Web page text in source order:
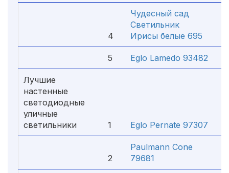
4
Чудесный сад
Светильник
Ирисы белые 695
5 Eglo Lamedo 93482
Лучшие
настенные
светодиодные
уличные
светильники
1 Eglo Pernate 97307
2
Paulmann Cone
79681